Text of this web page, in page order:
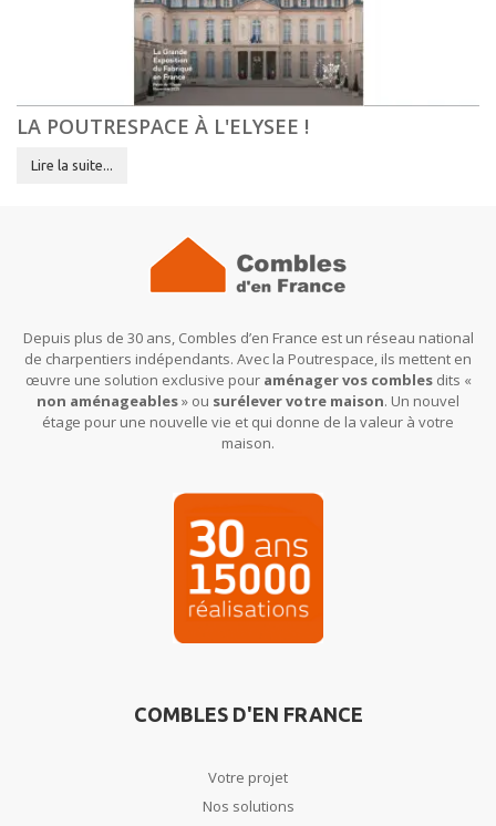
LA POUTRESPACE À L'ELYSEE !
Lire la suite...
Depuis plus de 30 ans, Combles d’en France est un réseau national
de charpentiers indépendants. Avec la Poutrespace, ils mettent en
œuvre une solution exclusive pour aménager vos comblesdits «
non aménageables» ou surélever votre maison. Un nouvel
étage pour une nouvelle vie et qui donne de la valeur à votre
maison.
COMBLES D'EN FRANCE
Votre projet
Nos solutions